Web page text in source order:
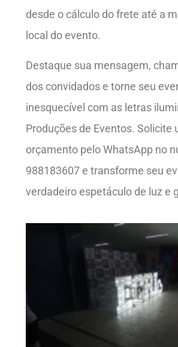
desde o cálculo do frete até a
local do evento.
Destaque sua mensagem,
dos convidados e torne seu
inesquecível com as letras
Produções de Eventos. Solicite
orçamento pelo WhatsApp no
988183607 e transforme seu
verdadeiro espetáculo de luz e